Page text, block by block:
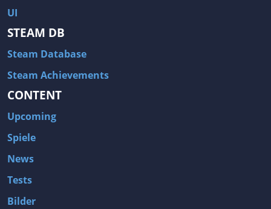
UI
STEAM DB
Steam Database
Steam Achievements
CONTENT
Upcoming
Spiele
News
Tests
Bilder